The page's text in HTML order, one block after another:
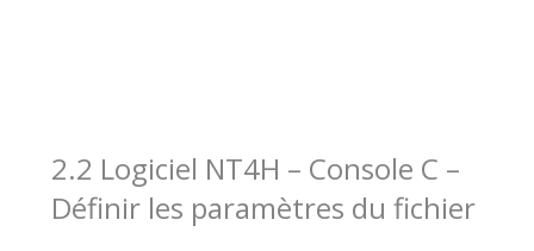
2.2 Logiciel NT4H – Console C –
Définir les paramètres du fichier